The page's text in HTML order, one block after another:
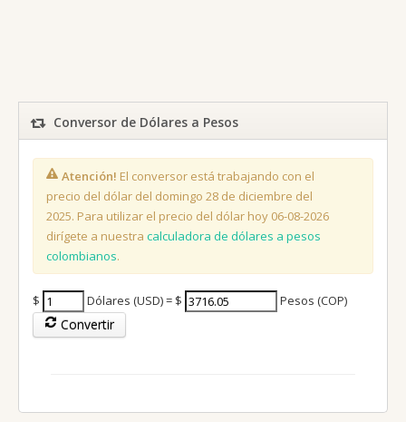
Conversor de Dólares a Pesos
Atención! El conversor está trabajando con el
precio del dólar del domingo 28 de diciembre del
2025. Para utilizar el precio del dólar hoy 06-08-2026
dirígete a nuestra calculadora de dólares a pesos
colombianos.
$ Dólares (USD) = $ Pesos (COP)
Convertir